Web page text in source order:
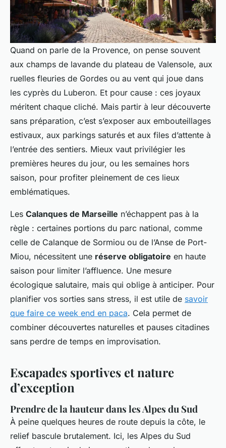
Quand on parle de la Provence, on pense souvent
aux champs de lavande du plateau de Valensole, aux
ruelles fleuries de Gordes ou au vent qui joue dans
les cyprès du Luberon. Et pour cause : ces joyaux
méritent chaque cliché. Mais partir à leur découverte
sans préparation, c’est s’exposer aux embouteillages
estivaux, aux parkings saturés et aux files d’attente à
l’entrée des sentiers. Mieux vaut privilégier les
premières heures du jour, ou les semaines hors
saison, pour profiter pleinement de ces lieux
emblématiques.
Les Calanques de Marseille n’échappent pas à la
règle : certaines portions du parc national, comme
celle de Calanque de Sormiou ou de l’Anse de Port-
Miou, nécessitent une réserve obligatoire en haute
saison pour limiter l’affluence. Une mesure
écologique salutaire, mais qui oblige à anticiper. Pour
planifier vos sorties sans stress, il est utile de savoir
que faire ce week end en paca. Cela permet de
combiner découvertes naturelles et pauses citadines
sans perdre de temps en improvisation.
Escapades sportives et nature
d’exception
Prendre de la hauteur dans les Alpes du Sud
À peine quelques heures de route depuis la côte, le
relief bascule brutalement. Ici, les Alpes du Sud